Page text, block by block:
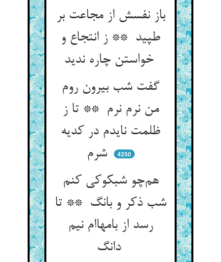
باز نفسش از مجاعت بر
طپید ** ز انتجاع و
خواستن چاره ندید
گفت شب بیرون روم
من نرم نرم ** تا ز
ظلمت نایدم در کدیه
شرم
4250
هم‌چو شبکوکی کنم
شب ذکر و بانگ ** تا
رسد از بامهاام نیم
دانگ